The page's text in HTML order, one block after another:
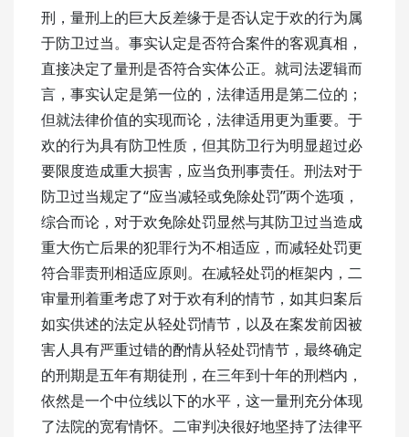
刑，量刑上的巨大反差缘于是否认定于欢的行为属
于防卫过当。事实认定是否符合案件的客观真相，
直接决定了量刑是否符合实体公正。就司法逻辑而
言，事实认定是第一位的，法律适用是第二位的；
但就法律价值的实现而论，法律适用更为重要。于
欢的行为具有防卫性质，但其防卫行为明显超过必
要限度造成重大损害，应当负刑事责任。刑法对于
防卫过当规定了“应当减轻或免除处罚”两个选项，
综合而论，对于欢免除处罚显然与其防卫过当造成
重大伤亡后果的犯罪行为不相适应，而减轻处罚更
符合罪责刑相适应原则。在减轻处罚的框架内，二
审量刑着重考虑了对于欢有利的情节，如其归案后
如实供述的法定从轻处罚情节，以及在案发前因被
害人具有严重过错的酌情从轻处罚情节，最终确定
的刑期是五年有期徒刑，在三年到十年的刑档内，
依然是一个中位线以下的水平，这一量刑充分体现
了法院的宽宥情怀。二审判决很好地坚持了法律平